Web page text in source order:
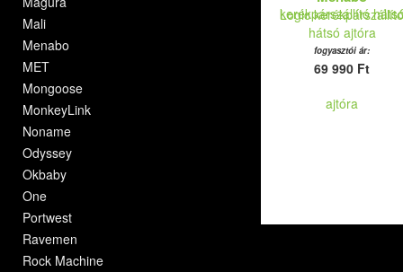
Mali
Menabo
MET
Mongoose
MonkeyLink
Noname
Odyssey
Okbaby
One
Portwest
Ravemen
Rock Machine
Logic kerékpárszállító
hátsó ajtóra
fogyasztói ár:
69 990 Ft